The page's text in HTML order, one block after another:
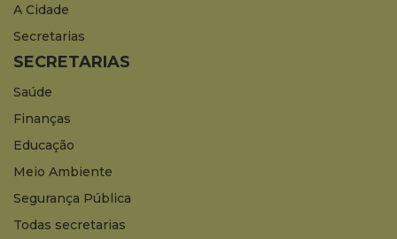
A Cidade
Secretarias
SECRETARIAS
Saúde
Finanças
Educação
Meio Ambiente
Segurança Pública
Todas secretarias